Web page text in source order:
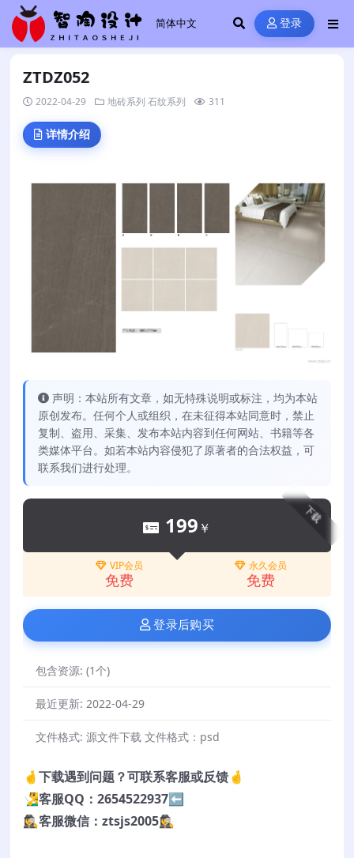
登录
ZTDZ052
2022-04-29 地砖系列 石纹系列 311
详情介绍
声明：本站所有文章，如无特殊说明或标注，均为本站
原创发布。任何个人或组织，在未征得本站同意时，禁止
复制、盗用、采集、发布本站内容到任何网站、书籍等各
类媒体平台。如若本站内容侵犯了原著者的合法权益，可
联系我们进行处理。
下载
199 ￥
VIP会员
免费
永久会员
免费
登录后购买
包含资源: (1个)
最近更新: 2022-04-29
文件格式: 源文件下载 文件格式：psd
🤞下载遇到问题？可联系客服或反馈🤞
🧏‍♂️客服QQ：2654522937⬅️
🕵️‍♀️客服微信：ztsjs2005🕵️‍♀️